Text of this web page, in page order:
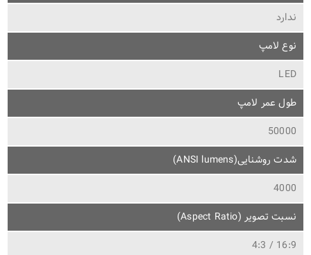
ندارد
نوع لامپ
LED
طول عمر لامپ
50000
شدت روشنایی(ANSI lumens)
4000
نسبت تصویر (Aspect Ratio)
16:9 / 4:3